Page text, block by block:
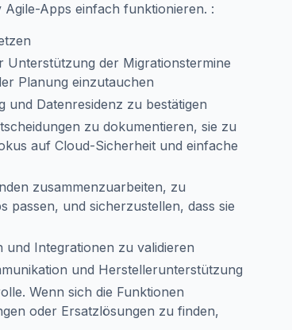
Apps einfach funktionieren. :
Unterstützung der Migrationstermine
Planung einzutauchen
und Datenresidenz zu bestätigen
zu dokumentieren, sie zu
auf Cloud-Sicherheit und einfache
zusammenzuarbeiten, zu
passen, und sicherzustellen, dass sie
und Integrationen zu validieren
und Herstellerunterstützung
Wenn sich die Funktionen
oder Ersatzlösungen zu finden,